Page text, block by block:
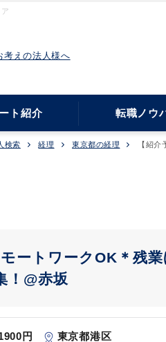
考えの法人様へ
ト紹介 転職ノウ
検索 経理 東京都の経理
【紹
モートワークOK＊残
！@赤坂
円 東京都港区